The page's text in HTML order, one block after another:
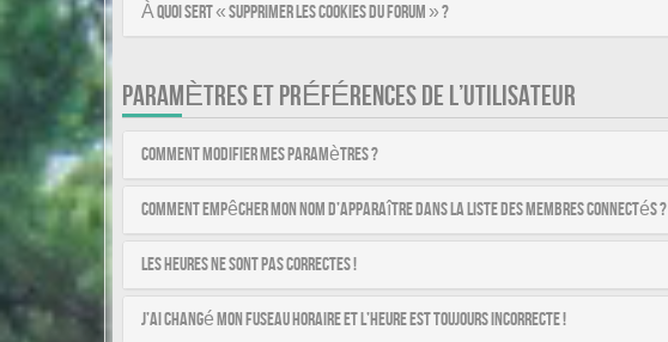
À quoi sert « Supprimer les cookies du forum » ?
PARAMÈTRES ET PRÉFÉRENCES DE L’UTILISATEUR
Comment modifier mes paramètres ?
Comment empêcher mon nom d’apparaître dans la liste des membres connectés ?
Les heures ne sont pas correctes !
J’ai changé mon fuseau horaire et l’heure est toujours incorrecte !